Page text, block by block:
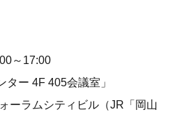
～17:00
ター 4F 405会議室」
ーラムシティビル（JR「岡山